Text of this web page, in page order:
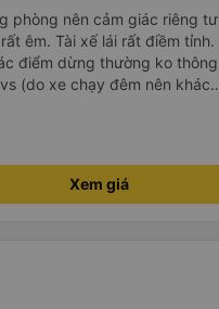
phòng nên cảm giác riêng tư
êm. Tài xế lái rất điềm tỉnh.
điểm dừng thường ko thông
(do xe chạy đêm nên khách
Xem giá